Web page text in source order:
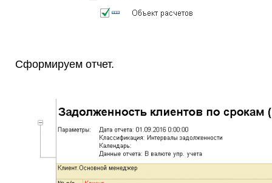
Сформируем отчет.